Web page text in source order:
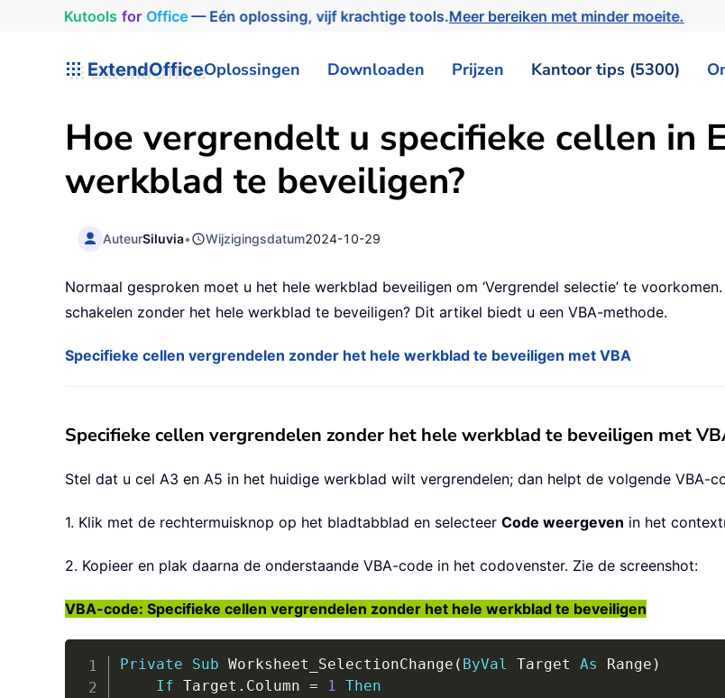
Kutools for Office— Eén oplossing, vijf krachtige tools.Meer bereiken met minder moeite.
ExtendOfficeOplossingen Downloaden Prijzen Kantoor tips (5300)
Hoe vergrendelt u specifieke cellen in
werkblad te beveiligen?
AuteurSiluvia• Wijzigingsdatum2024-10-29
Normaal gesproken moet u het hele werkblad beveiligen om ‘Vergrendel selectie’ te
schakelen zonder het hele werkblad te beveiligen? Dit artikel biedt u een VBA-methode.
Specifieke cellen vergrendelen zonder het hele werkblad te beveiligen met VBA
Specifieke cellen vergrendelen zonder het hele werkblad te beveiligen met
Stel dat u cel A3 en A5 in het huidige werkblad wilt vergrendelen; dan helpt de volgende VBA-
1. Klik met de rechtermuisknop op het bladtabblad en selecteer Code weergeven in het
2. Kopieer en plak daarna de onderstaande VBA-code in het codovenster. Zie de screenshot:
VBA-code: Specifieke cellen vergrendelen zonder het hele werkblad te beveiligen
Private Sub Worksheet_SelectionChange ( ByVal Target As Range )
If Target . Column = 1 Then